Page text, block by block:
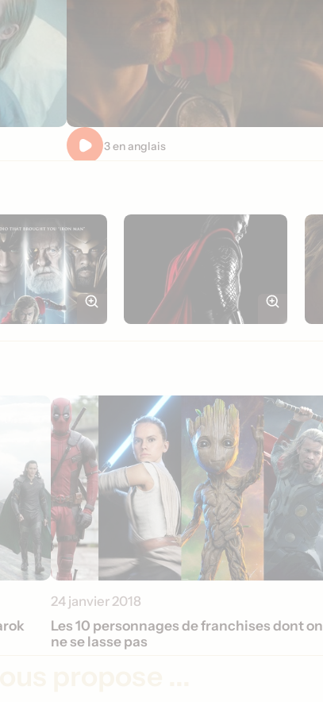
Extrait 3 en anglais
24 janvier 2018
Les 10 personnages de franchises dont on
ne se lasse pas